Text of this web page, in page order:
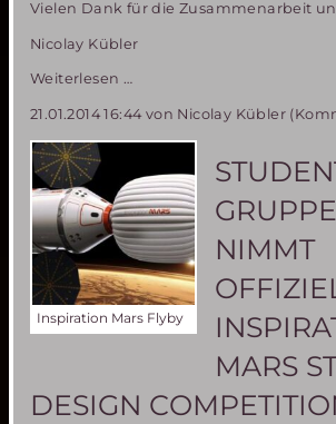
Vielen Dank für die Zusammenarbeit
Nicolay Kübler
Weiterlesen …
21.01.2014 16:44von Nicolay Kübler
Inspiration Mars Flyby
NIMMT
MARS
DESIGN